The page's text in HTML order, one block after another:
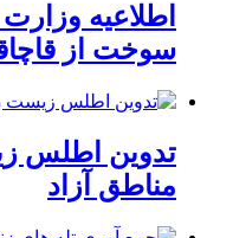
اطلاعیه
سوخت از
تدوین اطلس
مناطق آزاد